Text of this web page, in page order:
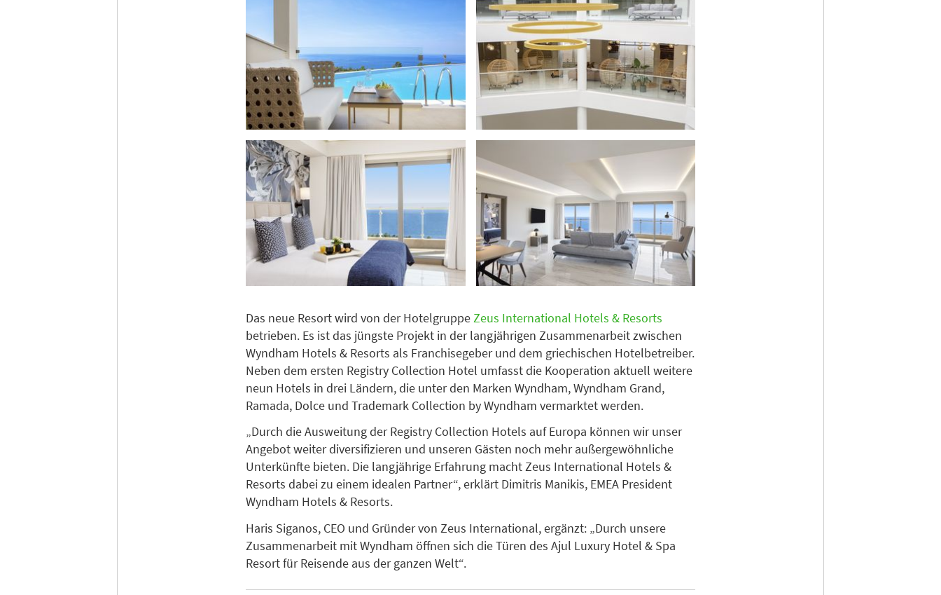
Das neue Resort wird von der HotelgruppeZeus International Hotels & Resorts
betrieben. Es ist das jüngste Projekt in der langjährigen Zusammenarbeit zwischen
Wyndham Hotels & Resorts als Franchisegeber und dem griechischen Hotelbetreiber.
Neben dem ersten Registry Collection Hotel umfasst die Kooperation aktuell weitere
neun Hotels in drei Ländern, die unter den Marken Wyndham, Wyndham Grand,
Ramada, Dolce und Trademark Collection by Wyndham vermarktet werden.
„Durch die Ausweitung der Registry Collection Hotels auf Europa können wir unser
Angebot weiter diversifizieren und unseren Gästen noch mehr außergewöhnliche
Unterkünfte bieten. Die langjährige Erfahrung macht Zeus International Hotels &
Resorts dabei zu einem idealen Partner“, erklärt Dimitris Manikis, EMEA President
Wyndham Hotels & Resorts.
Haris Siganos, CEO und Gründer von Zeus International, ergänzt: „Durch unsere
Zusammenarbeit mit Wyndham öffnen sich die Türen des Ajul Luxury Hotel & Spa
Resort für Reisende aus der ganzen Welt“.